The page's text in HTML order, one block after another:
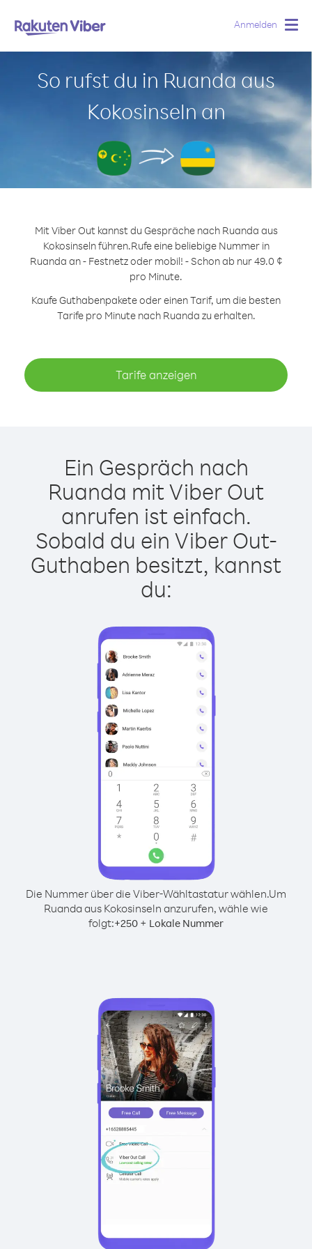
Anmelden
So rufst du in Ruanda aus
Kokosinseln an
Mit Viber Out kannst du Gespräche nach Ruanda aus
Kokosinseln führen.Rufe eine beliebige Nummer in
Ruanda an - Festnetz oder mobil! - Schon ab nur 49.0 ¢
pro Minute.
Kaufe Guthabenpakete oder einen Tarif, um die besten
Tarife pro Minute nach Ruanda zu erhalten.
Tarife anzeigen
Ein Gespräch nach
Ruanda mit Viber Out
anrufen ist einfach.
Sobald du ein Viber Out-
Guthaben besitzt, kannst
du:
Die Nummer über die Viber-Wähltastatur wählen.Um
Ruanda aus Kokosinseln anzurufen, wähle wie
folgt:+250 + Lokale Nummer